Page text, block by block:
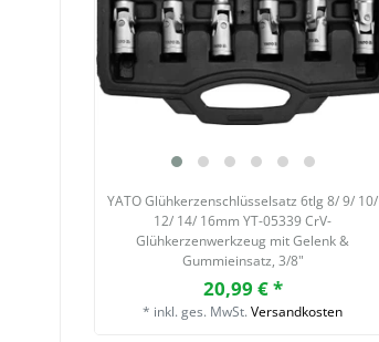
YATO Glühkerzenschlüsselsatz 6tlg 8/ 9/ 10/
12/ 14/ 16mm YT-05339 CrV-
Glühkerzenwerkzeug mit Gelenk &
Gummieinsatz, 3/8"
20,99 € *
* inkl. ges. MwSt. Versandkosten